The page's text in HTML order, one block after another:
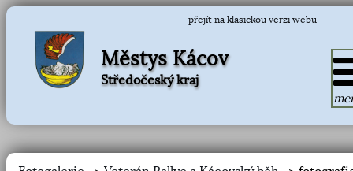
přejít na klasickou verzi webu
Městys Kácov
Středočeský kraj